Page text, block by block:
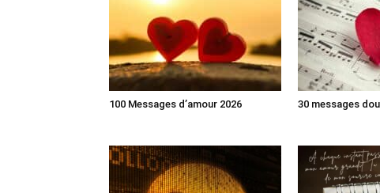
100 Messages d’amour 2026 30 messages